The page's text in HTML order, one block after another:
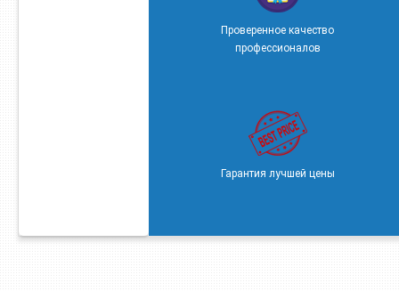
Проверенное качество
профессионалов
Гарантия лучшей цены